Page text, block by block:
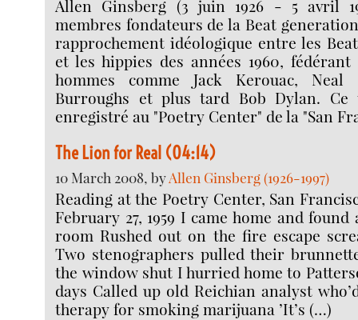
Allen Ginsberg (3 juin 1926 - 5 avril
membres fondateurs de la Beat
rapprochement idéologique entre les
et les hippies des années 1960,
hommes comme Jack Kerouac, Neal
Burroughs et plus tard Bob Dylan.
enregistré au "Poetry Center" de la "San
The Lion for Real (04:14)
10 March 2008, byAllen Ginsberg (1926-1997)
Reading at the Poetry Center, San
February 27, 1959 I came home and
room Rushed out on the fire escape
Two stenographers pulled their
the window shut I hurried home to
days Called up old Reichian analyst
therapy for smoking marijuana ’It’s (…)